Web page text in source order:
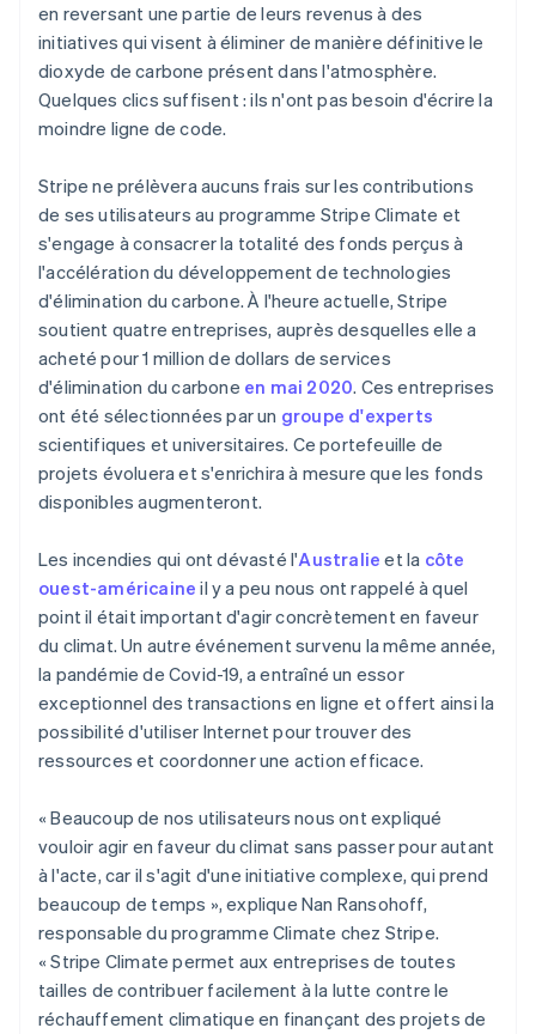
Vérification de l'identité
Découvrez comment Stripe construit l’infrastructure
Regarder la vidéo
en reversant une partie de leurs revenus à des
initiatives qui visent à éliminer de manière définitive le
dioxyde de carbone présent dans l'atmosphère.
Quelques clics suffisent : ils n'ont pas besoin d'écrire la
moindre ligne de code.
Stripe ne prélèvera aucuns frais sur les contributions
de ses utilisateurs au programme Stripe Climate et
s'engage à consacrer la totalité des fonds perçus à
l'accélération du développement de technologies
d'élimination du carbone. À l'heure actuelle, Stripe
soutient quatre entreprises, auprès desquelles elle a
acheté pour 1 million de dollars de services
d'élimination du carbone en mai 2020. Ces entreprises
ont été sélectionnées par un groupe d'experts
scientifiques et universitaires. Ce portefeuille de
projets évoluera et s'enrichira à mesure que les fonds
disponibles augmenteront.
Les incendies qui ont dévasté l'Australie et la côte
ouest-américaine il y a peu nous ont rappelé à quel
point il était important d'agir concrètement en faveur
du climat. Un autre événement survenu la même année,
la pandémie de Covid-19, a entraîné un essor
exceptionnel des transactions en ligne et offert ainsi la
possibilité d'utiliser Internet pour trouver des
ressources et coordonner une action efficace.
« Beaucoup de nos utilisateurs nous ont expliqué
vouloir agir en faveur du climat sans passer pour autant
à l'acte, car il s'agit d'une initiative complexe, qui prend
beaucoup de temps », explique Nan Ransohoff,
responsable du programme Climate chez Stripe.
« Stripe Climate permet aux entreprises de toutes
tailles de contribuer facilement à la lutte contre le
réchauffement climatique en finançant des projets de